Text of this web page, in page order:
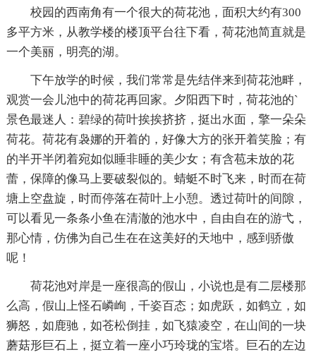
校园的西南角有一个很大的荷花池，面积大约有300
多平方米，从教学楼的楼顶平台往下看，荷花池简直就是
一个美丽，明亮的湖。
下午放学的时候，我们常常是先结伴来到荷花池畔，
观赏一会儿池中的荷花再回家。夕阳西下时，荷花池的`
景色最迷人：碧绿的荷叶挨挨挤挤，挺出水面，擎一朵朵
荷花。荷花有袅娜的开着的，好像大方的张开着笑脸；有
的半开半闭着宛如似睡非睡的美少女；有含苞未放的花
蕾，保障的像马上要破裂似的。蜻蜓不时飞来，时而在荷
塘上空盘旋，时而停落在荷叶上小憩。透过荷叶的间隙，
可以看见一条条小鱼在清澈的池水中，自由自在的游弋，
那心情，仿佛为自己生在在这美好的天地中，感到骄傲
呢！
荷花池对岸是一座很高的假山，小说也是有二层楼那
么高，假山上怪石嶙峋，千姿百态；如虎跃，如鹤立，如
狮怒，如鹿驰，如苍松倒挂，如飞猿凌空，在山间的一块
蘑菇形巨石上，挺立着一座小巧玲珑的宝塔。巨石的左边